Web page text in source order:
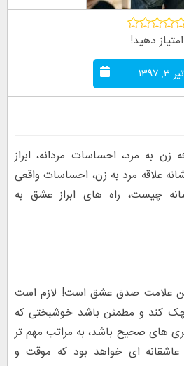
امتیاز دهید!
تیر ۳, ۱۳۹۷
زن به مرد، احساسات مردانه، ابراز
علاقه مرد به زن، احساسات واقعی
چیست، راه های ابراز عشق به
علامت صدق عشق است! لازم است
کند و مطمئن باشد خوشبختی که
های صحیح باشد، به مراتب مهم تر
ای خواهد بود که موقت و